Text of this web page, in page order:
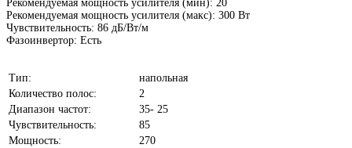
Рекомендуемая мощность усилителя (мин): 20
Рекомендуемая мощность усилителя (макс): 300 Вт
Чувствительность: 86 дБ/Вт/м
Фазоинвертор: Есть
Тип:
напольная
Количество полос:
2
Диапазон частот:
35- 25
Чувствительность:
85
Мощность:
270